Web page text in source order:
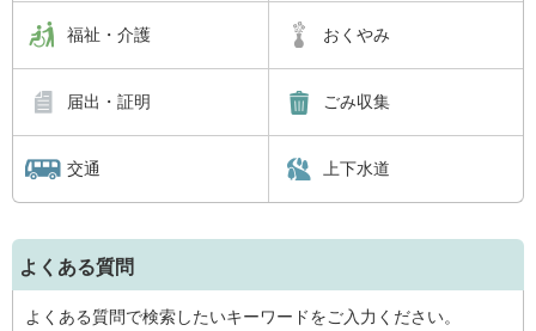
福祉・介護 おくやみ
届出・証明 ごみ収集
交通 上下水道
よくある質問
よくある質問で検索したいキーワードをご入力ください。